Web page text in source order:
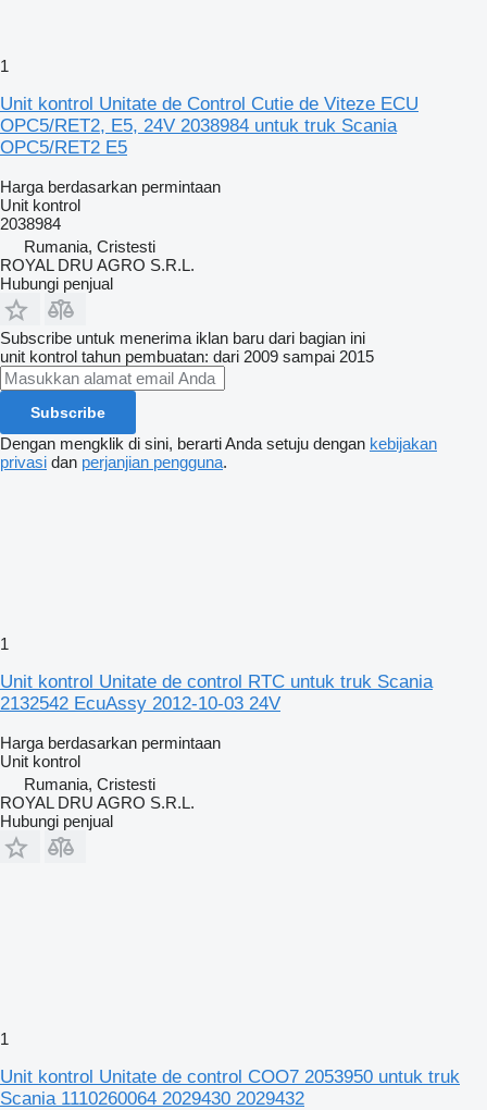
1
Unit kontrol Unitate de Control Cutie de Viteze ECU
OPC5/RET2, E5, 24V 2038984 untuk truk Scania
OPC5/RET2 E5
Harga berdasarkan permintaan
Unit kontrol
2038984
Rumania, Cristesti
ROYAL DRU AGRO S.R.L.
Hubungi penjual
Subscribe untuk menerima iklan baru dari bagian ini
unit kontrol tahun pembuatan: dari 2009 sampai 2015
Subscribe
Dengan mengklik di sini, berarti Anda setuju dengan kebijakan
privasi dan perjanjian pengguna.
1
Unit kontrol Unitate de control RTC untuk truk Scania
2132542 EcuAssy 2012-10-03 24V
Harga berdasarkan permintaan
Unit kontrol
Rumania, Cristesti
ROYAL DRU AGRO S.R.L.
Hubungi penjual
1
Unit kontrol Unitate de control COO7 2053950 untuk truk
Scania 1110260064 2029430 2029432